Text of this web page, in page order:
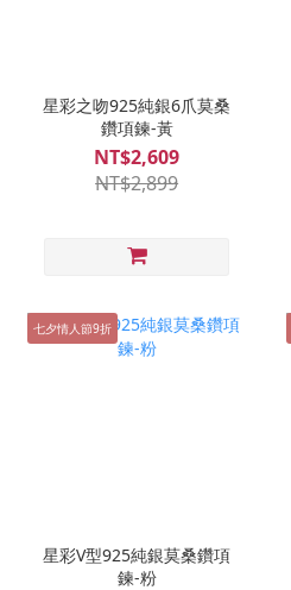
星彩之吻925純銀6爪莫桑
鑽項鍊-黃
NT$2,609
NT$2,899
七夕情人節9折
星彩V型925純銀莫桑鑽項
鍊-粉